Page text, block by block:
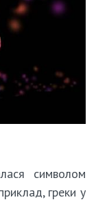
символом
греки у